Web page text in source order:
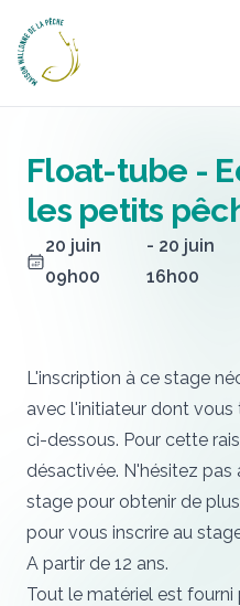
Maison Wallonne de la
Float-tube -
les petits
20 juin
09h00
- 20 juin
16h00
L'inscription à ce stage
avec l'initiateur dont
ci-dessous. Pour cette
désactivée. N'hésitez
stage pour obtenir de
pour vous inscrire au
A partir de 12 ans.
Tout le matériel est